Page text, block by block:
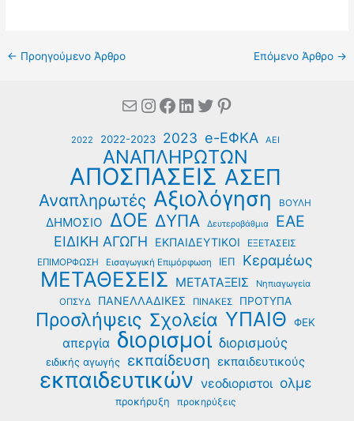
← Προηγούμενο Άρθρο Επόμενο Άρθρο →
MailInstagram
Facebook
Linkedin
Twitter
Pinterest
2022 2022-2023 2023 e-ΕΦΚΑ ΑΕΙ
ΑΝΑΠΛΗΡΩΤΩΝ
ΑΠΟΣΠΑΣΕΙΣ ΑΣΕΠ
Αναπληρωτές Αξιολόγηση ΒΟΥΛΗ
ΔΗΜΟΣΙΟ ΔΟΕ ΔΥΠΑ Δευτεροβάθμια ΕΑΕ
ΕΙΔΙΚΗ ΑΓΩΓΗ ΕΚΠΑΙΔΕΥΤΙΚΟΙ ΕΞΕΤΑΣΕΙΣ
ΕΠΙΜΟΡΦΩΣΗ Εισαγωγική Επιμόρφωση ΙΕΠ Κεραμέως
ΜΕΤΑΘΕΣΕΙΣ ΜΕΤΑΤΑΞΕΙΣ
Νηπιαγωγεία
ΟΠΣΥΔ
ΠΑΝΕΛΛΑΔΙΚΕΣ ΠΙΝΑΚΕΣ ΠΡΟΤΥΠΑ
Προσλήψεις Σχολεία ΥΠΑΙΘ ΦΕΚ
απεργία διορισμοί διορισμούς
ειδικής αγωγής εκπαίδευση εκπαιδευτικούς
εκπαιδευτικών νεοδιοριστοι ολμε
προκήρυξη προκηρύξεις